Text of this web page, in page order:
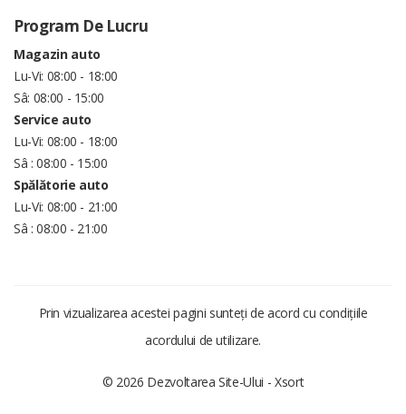
Program De Lucru
Magazin auto
Lu-Vi: 08:00 - 18:00
Sâ: 08:00 - 15:00
Service auto
Lu-Vi: 08:00 - 18:00
Sâ : 08:00 - 15:00
Spălătorie auto
Lu-Vi: 08:00 - 21:00
Sâ : 08:00 - 21:00
Prin vizualizarea acestei pagini sunteți de acord cu condițiile
acordului de utilizare.
© 2026 Dezvoltarea Site-Ului - Xsort